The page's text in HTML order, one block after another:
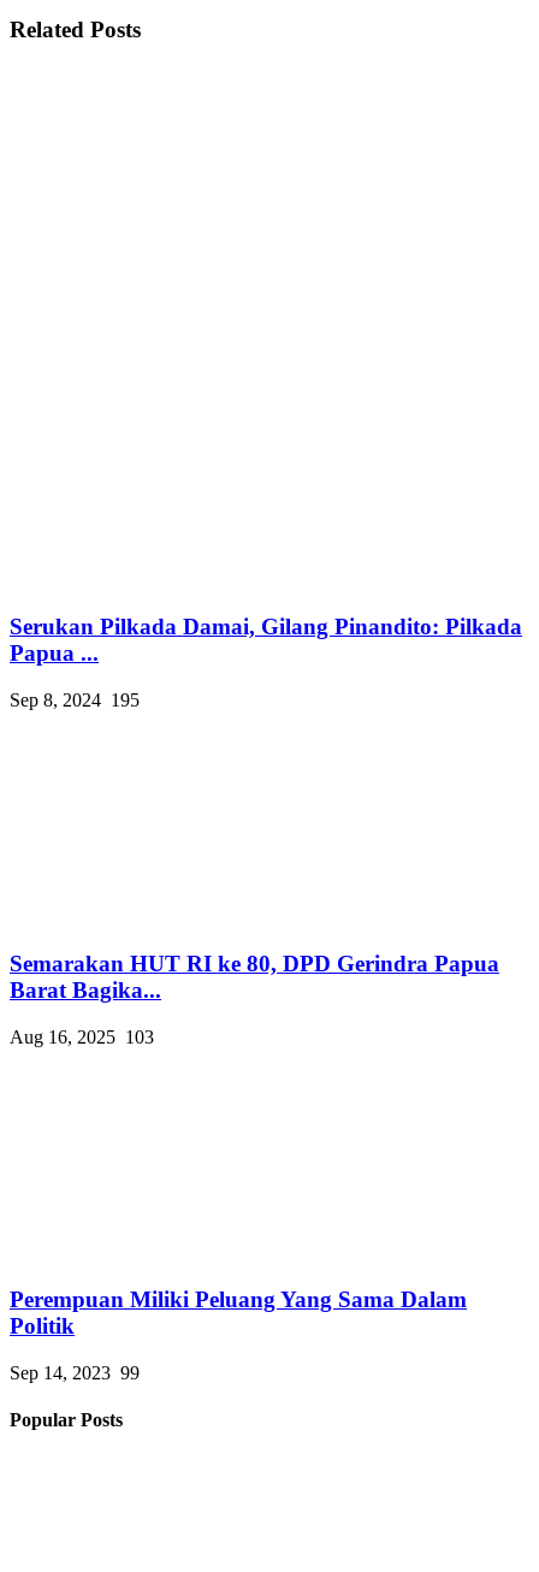
Related Posts
Serukan Pilkada Damai, Gilang Pinandito: Pilkada
Papua ...
Sep 8, 2024 195
Semarakan HUT RI ke 80, DPD Gerindra Papua
Barat Bagika...
Aug 16, 2025 103
Perempuan Miliki Peluang Yang Sama Dalam
Politik
Sep 14, 2023 99
Popular Posts